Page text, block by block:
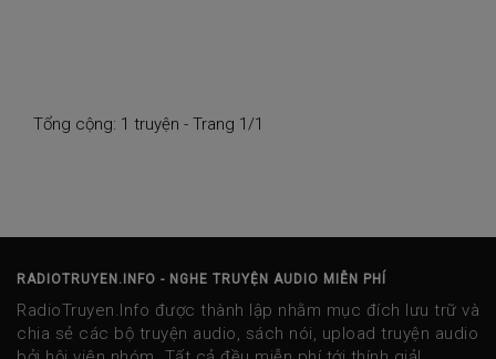
Tổng cộng: 1 truyện - Trang 1/1
RADIOTRUYEN.INFO - NGHE TRUYỆN AUDIO MIỄN PHÍ
RadioTruyen.Info được thành lập nhằm mục đích lưu trữ và
chia sẻ các bộ truyện audio, sách nói, upload truyện audio